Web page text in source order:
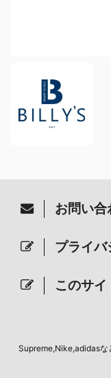
お問い合
プライバ
このサ
Supreme,Nike,adidasな